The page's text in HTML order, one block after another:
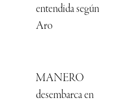
entendida según
Aro
MANERO
desembarca en